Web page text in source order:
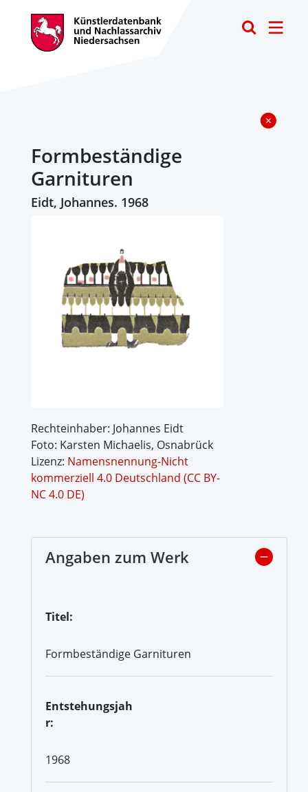
Formbeständige
Garnituren
Eidt, Johannes. 1968
Rechteinhaber: Johannes Eidt
Foto: Karsten Michaelis, Osnabrück
Lizenz: Namensnennung-Nicht
kommerziell 4.0 Deutschland (CC BY-
NC 4.0 DE)
Angaben zum Werk
Titel:
Formbeständige Garnituren
Entstehungsjah
r:
1968